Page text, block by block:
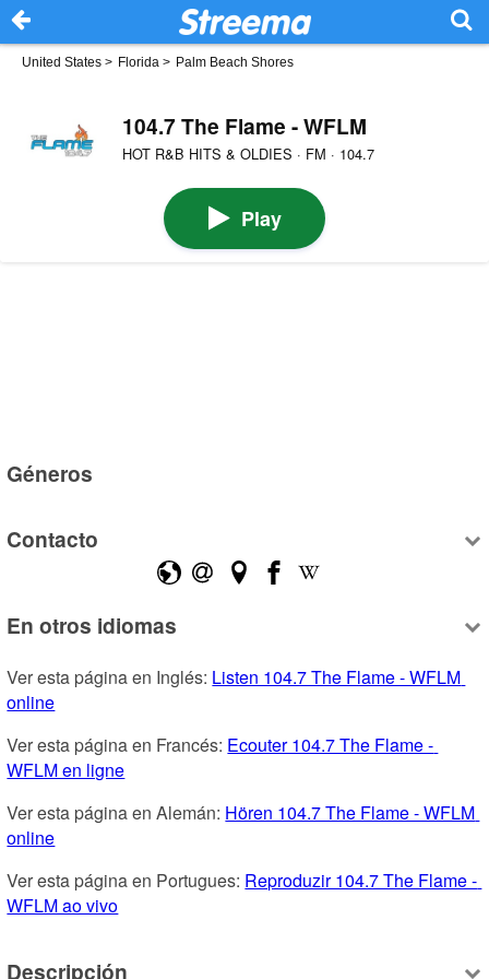
United States > Florida > Palm Beach Shores
104.7 The Flame - WFLM
HOT R&B HITS & OLDIES · FM · 104.7
Play
Géneros
Contacto
En otros idiomas
Ver esta página en Inglés: Listen 104.7 The Flame - WFLM
online
Ver esta página en Francés: Ecouter 104.7 The Flame -
WFLM en ligne
Ver esta página en Alemán: Hören 104.7 The Flame - WFLM
online
Ver esta página en Portugues: Reproduzir 104.7 The Flame -
WFLM ao vivo
Descripción